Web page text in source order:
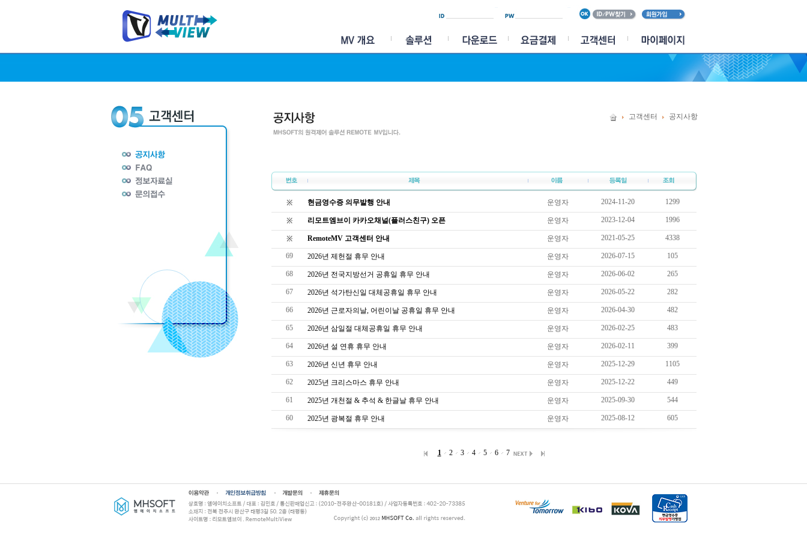
고객센터 공지사항
※ 현금영수증 의무발행 안내 운영자 2024-11-20 1299
※ 리모트엠브이 카카오채널(플러스친구) 오픈 운영자 2023-12-04 1996
※ RemoteMV 고객센터 안내 운영자 2021-05-25 4338
69 2026년 제헌절 휴무 안내 운영자 2026-07-15 105
68 2026년 전국지방선거 공휴일 휴무 안내 운영자 2026-06-02 265
67 2026년 석가탄신일 대체공휴일 휴무 안내 운영자 2026-05-22 282
66 2026년 근로자의날, 어린이날 공휴일 휴무 안내 운영자 2026-04-30 482
65 2026년 삼일절 대체공휴일 휴무 안내 운영자 2026-02-25 483
64 2026년 설 연휴 휴무 안내 운영자 2026-02-11 399
63 2026년 신년 휴무 안내 운영자 2025-12-29 1105
62 2025년 크리스마스 휴무 안내 운영자 2025-12-22 449
61 2025년 개천절 & 추석 & 한글날 휴무 안내 운영자 2025-09-30 544
60 2025년 광복절 휴무 안내 운영자 2025-08-12 605
1 2 3 4 5 6 7